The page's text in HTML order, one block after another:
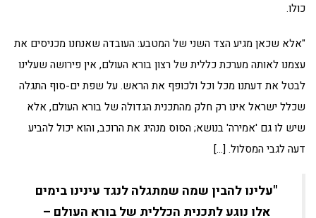
כולו.
"אלא שכאן מגיע הצד השני של המטבע: העובדה שאנחנו מכניסים את
עצמנו לאותה מערכת כללית של רצון בורא העולם, אין פירושה שעלינו
לבטל את דעתנו מכל וכל ולכופף את הראש. על שפת ים-סוף התגלה
שכלל ישראל אינו רק חלק מהתכנית הגדולה של בורא העולם, אלא
שיש לו גם 'אמירה' בנושא; הסוס מנהיג את הרוכב, והוא יכול להביע
דעה לגבי המסלול. […]
"עלינו להבין שמה שמתגלה לנגד עינינו בימים
אלו נוגע לתכנית הכללית של בורא העולם –